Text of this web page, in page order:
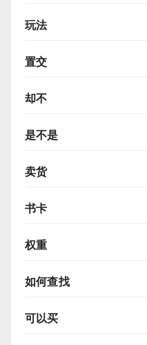
玩法
置交
却不
是不是
卖货
书卡
权重
如何查找
可以买